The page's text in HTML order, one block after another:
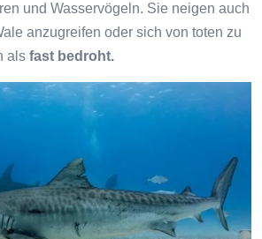
und Wasservögeln. Sie neigen auch
anzugreifen oder sich von toten zu
als fast bedroht.